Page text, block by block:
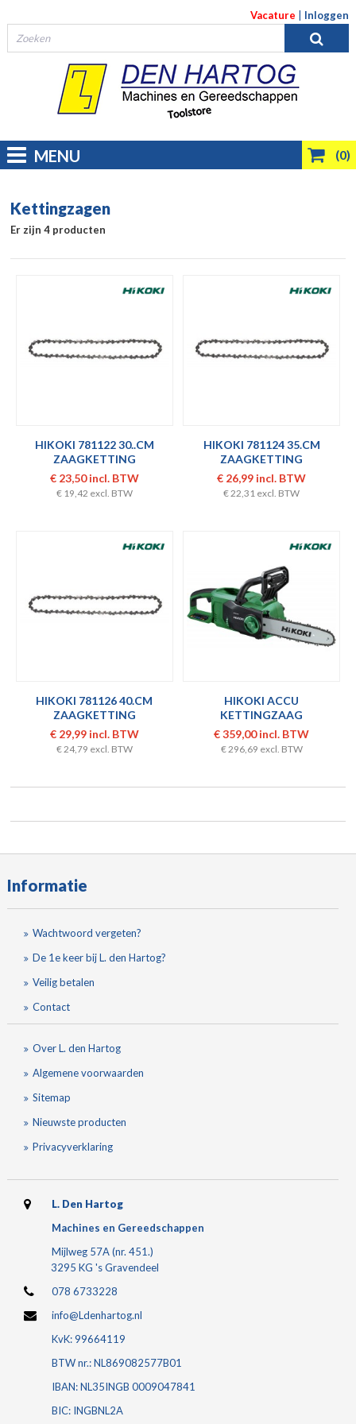
Vacature Inloggen
(0)
MENU
Kettingzagen
Er zijn 4 producten
HIKOKI 781122 30..CM
ZAAGKETTING
€ 23,50 incl. BTW
€ 19,42 excl. BTW
HIKOKI 781124 35.CM
ZAAGKETTING
€ 26,99 incl. BTW
€ 22,31 excl. BTW
HIKOKI 781126 40.CM
ZAAGKETTING
€ 29,99 incl. BTW
€ 24,79 excl. BTW
HIKOKI ACCU
KETTINGZAAG
CS3635DBW4Z
€ 359,00 incl. BTW
€ 296,69 excl. BTW
Informatie
Wachtwoord vergeten?
De 1e keer bij L. den Hartog?
Veilig betalen
Contact
Over L. den Hartog
Algemene voorwaarden
Sitemap
Nieuwste producten
Privacyverklaring
L. Den Hartog
Machines en Gereedschappen
Mijlweg 57A (nr. 451.)
3295 KG 's Gravendeel
078 6733228
info@Ldenhartog.nl
KvK: 99664119
BTW nr.: NL869082577B01
IBAN: NL35INGB 0009047841
BIC: INGBNL2A